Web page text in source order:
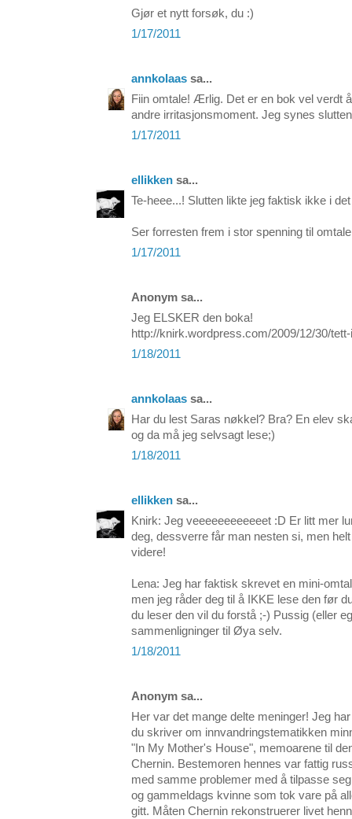
Gjør et nytt forsøk, du :)
1/17/2011
annkolaas sa...
Fiin omtale! Ærlig. Det er en bok vel verdt
andre irritasjonsmoment. Jeg synes
1/17/2011
ellikken sa...
Te-heee...! Slutten likte jeg faktisk ikke i
Ser forresten frem i stor spenning til
1/17/2011
Anonym sa...
Jeg ELSKER den boka!
http://knirk.wordpress.com/2009/12/30/
1/18/2011
annkolaas sa...
Har du lest Saras nøkkel? Bra? En elev
og da må jeg selvsagt lese;)
1/18/2011
ellikken sa...
Knirk: Jeg veeeeeeeeeeeet :D Er litt mer
deg, dessverre får man nesten si, men
videre!
Lena: Jeg har faktisk skrevet en mini-
men jeg råder deg til å IKKE lese den før
du leser den vil du forstå ;-) Pussig (eller
sammenligninger til Øya selv.
1/18/2011
Anonym sa...
Her var det mange delte meninger! Jeg
du skriver om innvandringstematikken
"In My Mother's House", memoarene til
Chernin. Bestemoren hennes var fattig
med samme problemer med å tilpasse
og gammeldags kvinne som tok vare på
gitt. Måten Chernin rekonstruerer livet